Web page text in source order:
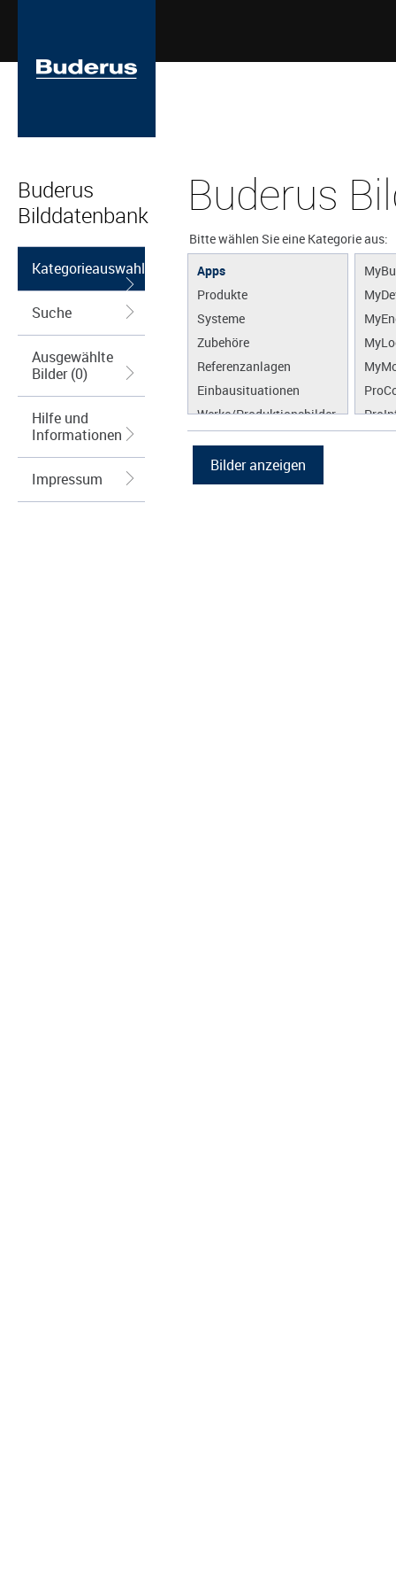
Buderus
Bilddatenbank
Kategorieauswahl
Suche
Ausgewählte
Bilder (0)
Hilfe und
Informationen
Impressum
Buderus
Bitte wählen Sie eine Kategorie aus:
Apps
Produkte
Systeme
Zubehöre
Referenzanlagen
Einbausituationen
Werke/Produktionsbilder
Grafiken